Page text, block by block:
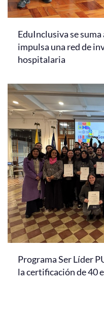
EduInclusiva se
impulsa una red de
hospitalaria
Programa Ser Líder
la certificación de 40